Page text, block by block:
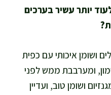
יותר עשיר בערכים
ושומן איכותי עם כפית
ומערבבת ממש לפני
ושומן טוב, ועדיין